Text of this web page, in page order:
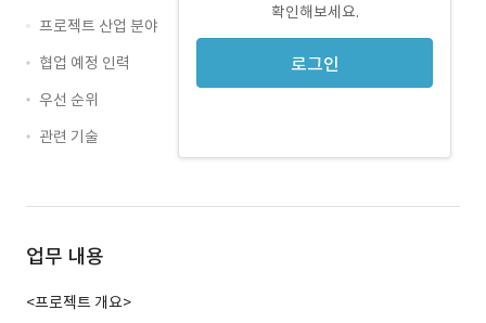
확인해보세요.
로그인
프로젝트 산업 분야
협업 예정 인력
우선 순위
관련 기술
업무 내용
<프로젝트 개요>